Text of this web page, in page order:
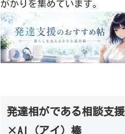
がかりを集めています。
発達相がである相談支
×AI（アイ）棒